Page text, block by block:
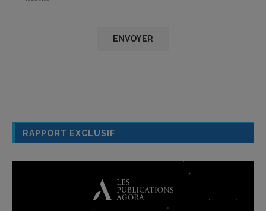
RAPPORT EXCLUSIF